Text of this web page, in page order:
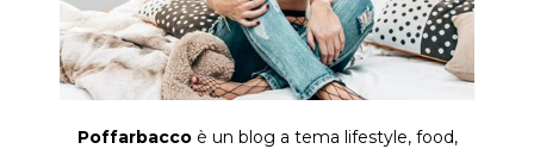
Poffarbaccoè un blog a tema lifestyle, food,